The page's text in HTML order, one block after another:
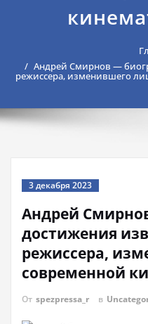
Андрей Смирнов —
режиссера, изменившего
3 декабря 2023
Андрей
достижения
режиссера,
современной
От spezpressa_r в